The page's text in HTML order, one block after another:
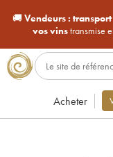
🚚Vendeurs :
vos vinstransmise
Acheter